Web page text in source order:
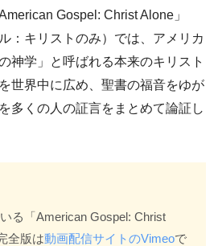
Gospel: Christ Alone」
：キリストのみ）では、アメリカ
神学」と呼ばれる本来のキリスト
世界中に広め、聖書の福音をゆが
多くの人の証言をまとめて論証し
る「American Gospel: Christ
全版は動画配信サイトのVimeoで